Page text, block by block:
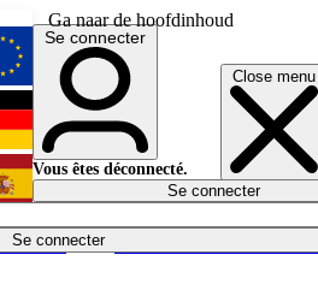
Ga naar de hoofdinhoud
Close menu
Se connecter
Économie
English
Deutsch
Español
Se connecter
Vous êtes déconnecté.
Se connecter